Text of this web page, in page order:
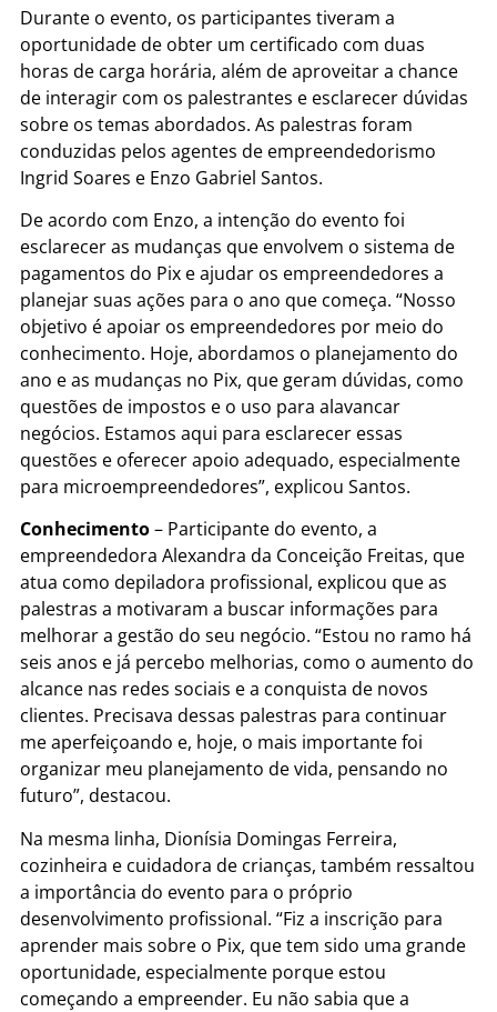
Durante o evento, os participantes tiveram a
oportunidade de obter um certificado com duas
horas de carga horária, além de aproveitar a chance
de interagir com os palestrantes e esclarecer dúvidas
sobre os temas abordados. As palestras foram
conduzidas pelos agentes de empreendedorismo
Ingrid Soares e Enzo Gabriel Santos.
De acordo com Enzo, a intenção do evento foi
esclarecer as mudanças que envolvem o sistema de
pagamentos do Pix e ajudar os empreendedores a
planejar suas ações para o ano que começa. “Nosso
objetivo é apoiar os empreendedores por meio do
conhecimento. Hoje, abordamos o planejamento do
ano e as mudanças no Pix, que geram dúvidas, como
questões de impostos e o uso para alavancar
negócios. Estamos aqui para esclarecer essas
questões e oferecer apoio adequado, especialmente
para microempreendedores”, explicou Santos.
Conhecimento– Participante do evento, a
empreendedora Alexandra da Conceição Freitas, que
atua como depiladora profissional, explicou que as
palestras a motivaram a buscar informações para
melhorar a gestão do seu negócio. “Estou no ramo há
seis anos e já percebo melhorias, como o aumento do
alcance nas redes sociais e a conquista de novos
clientes. Precisava dessas palestras para continuar
me aperfeiçoando e, hoje, o mais importante foi
organizar meu planejamento de vida, pensando no
futuro”, destacou.
Na mesma linha, Dionísia Domingas Ferreira,
cozinheira e cuidadora de crianças, também ressaltou
a importância do evento para o próprio
desenvolvimento profissional. “Fiz a inscrição para
aprender mais sobre o Pix, que tem sido uma grande
oportunidade, especialmente porque estou
começando a empreender. Eu não sabia que a